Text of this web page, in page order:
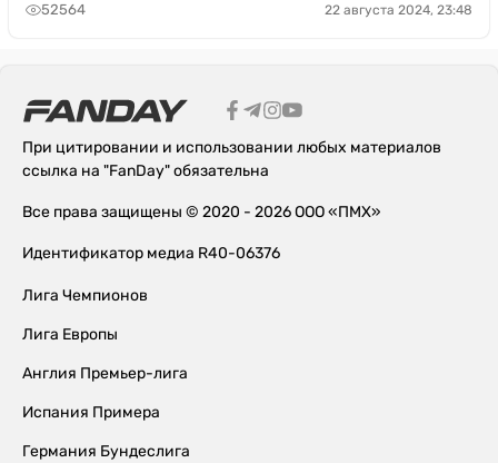
52564 22 августа 2024, 23:48
При цитировании и использовании любых материалов
ссылка на "FanDay" обязательна
Все права защищены © 2020 - 2026 ООО «ПМХ»
Идентификатор медиа R40-06376
Лига Чемпионов
Лига Европы
Англия Премьер-лига
Испания Примера
Германия Бундеслига